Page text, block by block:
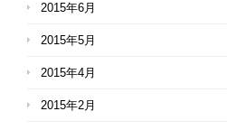
2015年6月
2015年5月
2015年4月
2015年2月